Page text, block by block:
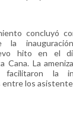
concluyó
la
hito en el
Cana. La
facilitaron la
entre los